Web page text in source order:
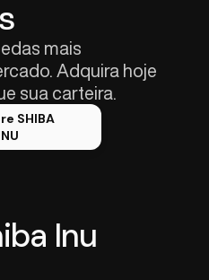
mais
Adquira hoje
sua carteira.
SHIBA
Inu